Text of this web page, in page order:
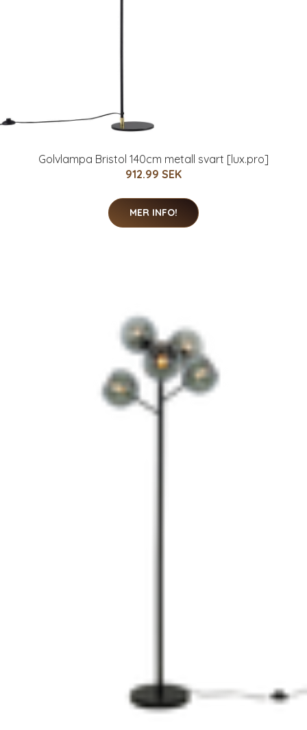
Golvlampa Bristol 140cm metall svart [lux.pro]
912.99 SEK
MER INFO!